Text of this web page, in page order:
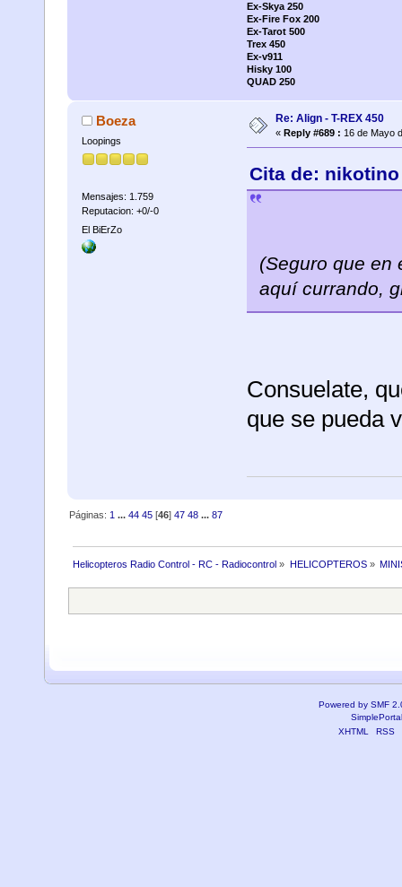
Ex-Skya 250
Ex-Fire Fox 200
Ex-Tarot 500
Trex 450
Ex-v911
Hisky 100
QUAD 250
Boeza
Loopings
Mensajes: 1.759
Reputacion: +0/-0
El BiErZo
Re: Align - T-REX 450
« Reply #689 : 16 de Mayo
Cita de: nikotino
(Seguro que en
aquí currando,
Consuelate,
que se pueda
Páginas:1 ...44 45 [46]47 48 ...87
Helicopteros Radio Control - RC - Radiocontrol » HELICOPTEROS»
Powered by SMF
XHTML
RSS